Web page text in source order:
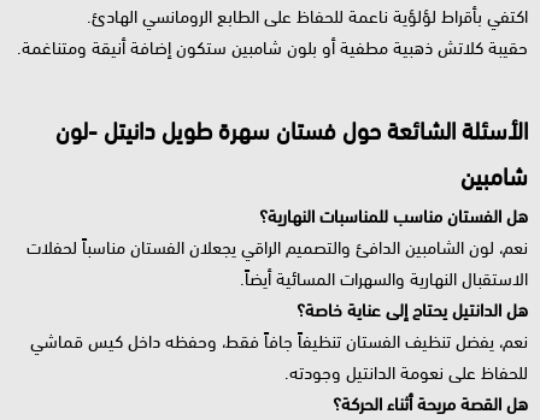
اكتفي بأقراط لؤلؤية ناعمة للحفاظ على الطابع الرومانسي الهادئ.
حقيبة كلاتش ذهبية مطفية أو بلون شامبين ستكون إضافة أنيقة ومتناغمة.
الأسئلة الشائعة حول فستان سهرة طويل دانيتل -لون
شامبين
هل الفستان مناسب للمناسبات النهارية؟
نعم، لون الشامبين الدافئ والتصميم الراقي يجعلان الفستان مناسباً لحفلات
الاستقبال النهارية والسهرات المسائية أيضاً.
هل الدانتيل يحتاج إلى عناية خاصة؟
نعم، يفضل تنظيف الفستان تنظيفاً جافاً فقط، وحفظه داخل كيس قماشي
للحفاظ على نعومة الدانتيل وجودته.
هل القصة مريحة أثناء الحركة؟